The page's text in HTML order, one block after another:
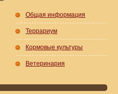
Общая информация
Террариум
Кормовые культуры
Ветеринария